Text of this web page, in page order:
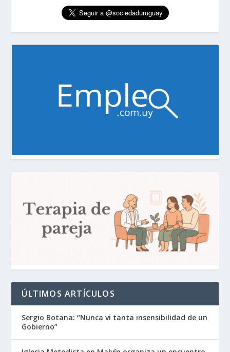
ÚLTIMOS ARTÍCULOS
Sergio Botana: “Nunca vi tanta insensibilidad de un
Gobierno”